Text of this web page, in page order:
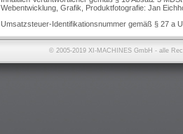
Webentwicklung, Grafik, Produktfotografie: Jan
Umsatzsteuer-Identifikationsnummer gemäß § 27 a
© 2005-2019 XI-MACHINES GmbH - alle